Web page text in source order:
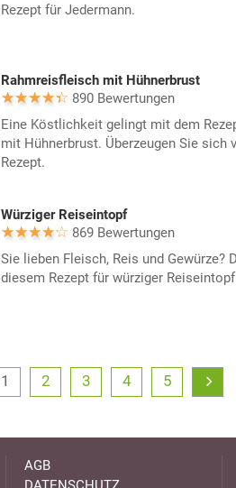
Rezept für Jedermann.
Rahmreisfleisch mit Hühnerbrust
890 Bewertungen
Eine Köstlichkeit gelingt mit dem
mit Hühnerbrust. Überzeugen Sie sich
Rezept.
Würziger Reiseintopf
869 Bewertungen
Sie lieben Fleisch, Reis und Gewürze?
diesem Rezept für würziger
1 2 3 4 5
AGB